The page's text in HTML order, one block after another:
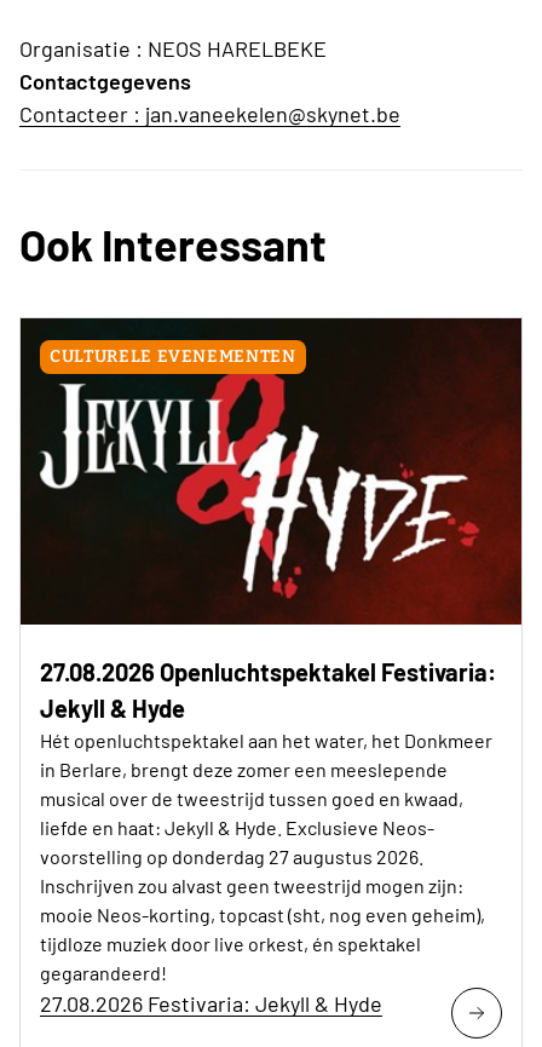
Organisatie : NEOS HARELBEKE
Contactgegevens
Contacteer : jan.vaneekelen@skynet.be
Ook Interessant
CULTURELE EVENEMENTEN
27.08.2026 Openluchtspektakel Festivaria:
Jekyll & Hyde
Hét openluchtspektakel aan het water, het Donkmeer
in Berlare, brengt deze zomer een meeslepende
musical over de tweestrijd tussen goed en kwaad,
liefde en haat: Jekyll & Hyde. Exclusieve Neos-
voorstelling op donderdag 27 augustus 2026.
Inschrijven zou alvast geen tweestrijd mogen zijn:
mooie Neos-korting, topcast (sht, nog even geheim),
tijdloze muziek door live orkest, én spektakel
gegarandeerd!
27.08.2026 Festivaria: Jekyll & Hyde